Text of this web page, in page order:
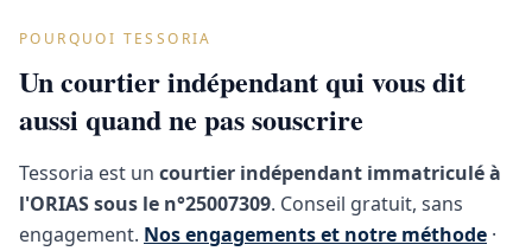
POURQUOI TESSORIA
Un courtier indépendant qui vous dit
aussi quand ne pas souscrire
Tessoria est un courtier indépendant immatriculé à
l'ORIAS sous le n°25007309. Conseil gratuit, sans
engagement. Nos engagements et notre méthode ·